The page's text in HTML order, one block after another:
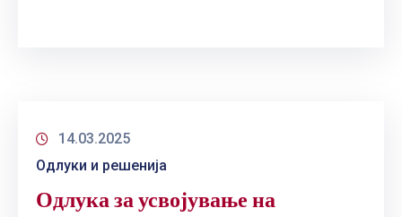
14.03.2025
Одлуки и решенија
Одлука за усвојување на